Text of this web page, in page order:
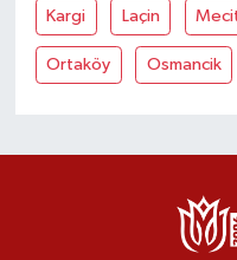
Kargi Laçin
Ortaköy Osmancik